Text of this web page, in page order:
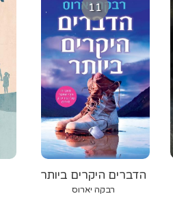
11
הדברים היקרים ביותר
רבקה יארוס